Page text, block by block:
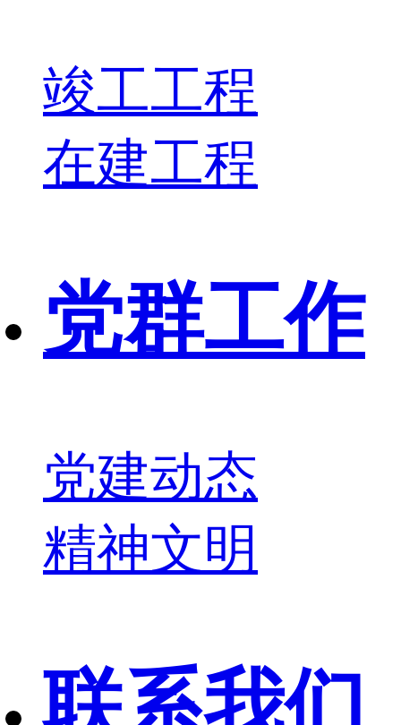
竣工工程
在建工程
党群工作
党建动态
精神文明
联系我们